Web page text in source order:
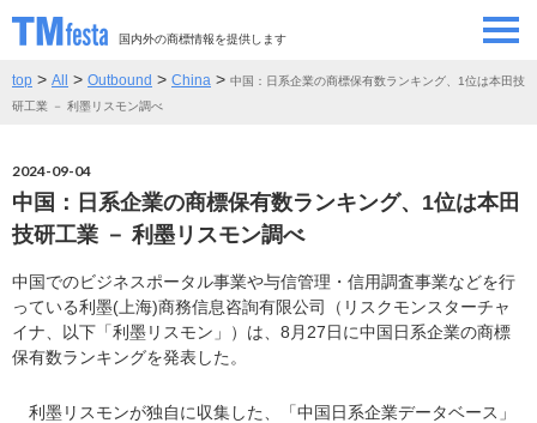
国内外の商標情報を提供します
SEMINAR/EVENT
CONTRIBUTORS 情報提供者
CONTACT お問い合わせ
top > All > Outbound > China > 中国：日系企業の商標保有数ランキング、1位は本田技
研工業 － 利墨リスモン調べ
2024-09-04
中国：日系企業の商標保有数ランキング、1位は本田
技研工業 － 利墨リスモン調べ
中国でのビジネスポータル事業や与信管理・信用調査事業などを行
っている利墨(上海)商務信息咨詢有限公司（リスクモンスターチャ
イナ、以下「利墨リスモン」）は、8月27日に中国日系企業の商標
保有数ランキングを発表した。
利墨リスモンが独自に収集した、「中国日系企業データベース」